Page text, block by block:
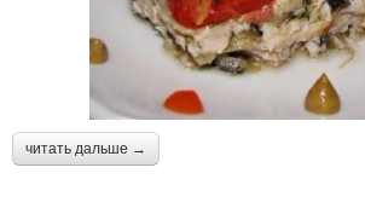
читать дальше →